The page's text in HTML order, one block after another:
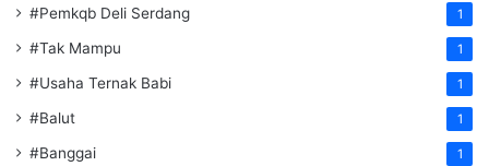
#Pemkqb Deli Serdang 1
#Tak Mampu 1
#Usaha Ternak Babi 1
#Balut 1
#Banggai 1